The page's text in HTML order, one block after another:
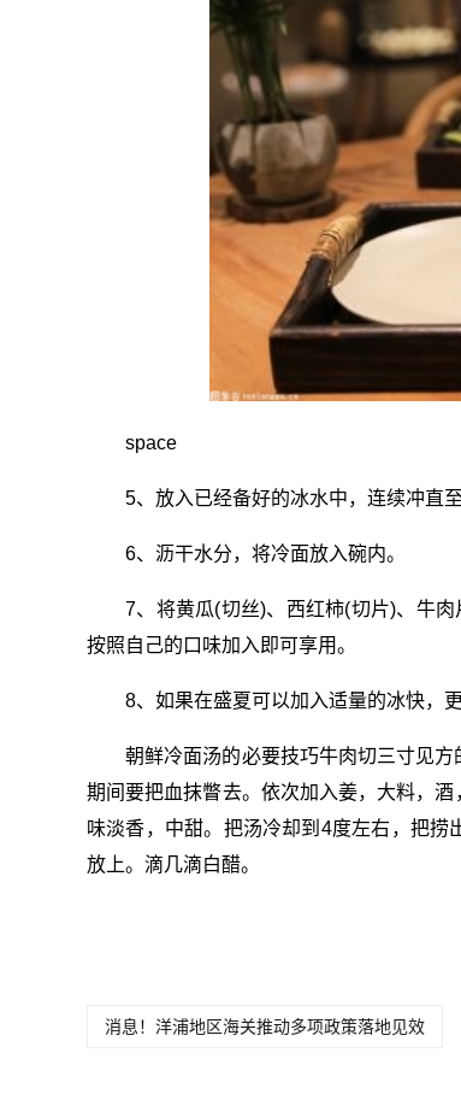
space
5、放入已经备好的冰水中，连续冲直
6、沥干水分，将冷面放入碗内。
7、将黄瓜(切丝)、西红柿(切片)、牛
按照自己的口味加入即可享用。
8、如果在盛夏可以加入适量的冰快，更
朝鲜冷面汤的必要技巧牛肉切三寸见
期间要把血抹瞥去。依次加入姜，大料，
味淡香，中甜。把汤冷却到4度左右，把
放上。滴几滴白醋。
消息！洋浦地区海关推动多项政策落地见效